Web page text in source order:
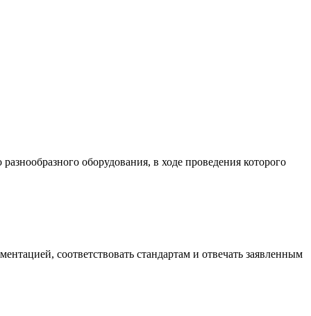
оборудования, в ходе проведения которого
соответствовать стандартам и отвечать заявленным